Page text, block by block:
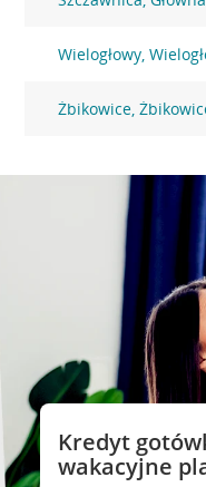
Wielogłowy,
Żbikowice,
Kredyt
wakacyjne